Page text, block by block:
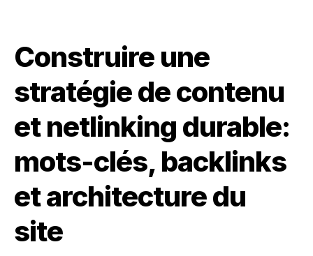
Construire une
stratégie de contenu
et netlinking durable:
mots-clés, backlinks
et architecture du
site